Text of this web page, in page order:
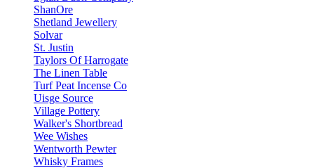
ShanOre
Shetland Jewellery
Solvar
St. Justin
Taylors Of Harrogate
The Linen Table
Turf Peat Incense Co
Uisge Source
Village Pottery
Walker's Shortbread
Wee Wishes
Wentworth Pewter
Whisky Frames